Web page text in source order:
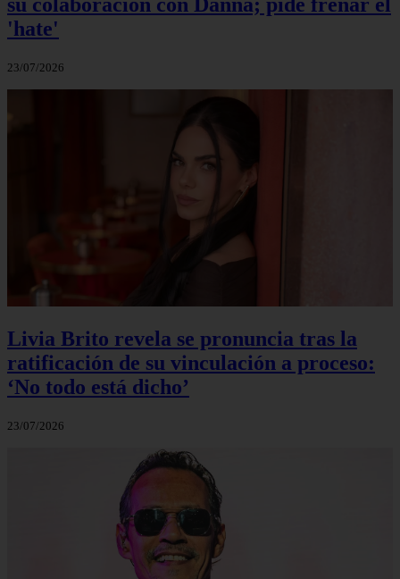
'hate'
23/07/2026
Livia Brito revela se pronuncia tras la
ratificación de su vinculación a proceso:
‘No todo está dicho’
23/07/2026